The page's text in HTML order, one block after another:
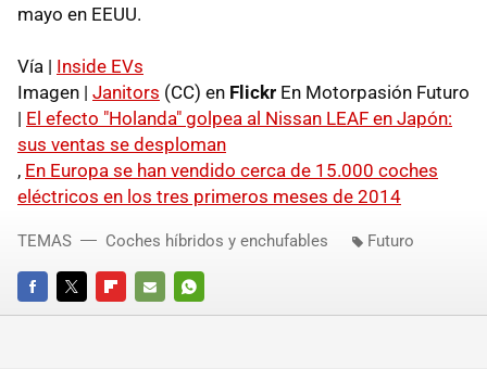
mayo en EEUU.
Vía | Inside EVs
Imagen | Janitors (CC) en Flickr En Motorpasión Futuro
| El efecto "Holanda" golpea al Nissan LEAF en Japón:
sus ventas se desploman
, En Europa se han vendido cerca de 15.000 coches
eléctricos en los tres primeros meses de 2014
FACEBOOKTWITTERFLIPBOARD
E-
WHATSAPP
TEMAS Coches híbridos y enchufables Futuro